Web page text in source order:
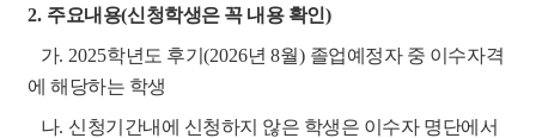
2. 주요내용(신청학생은 꼭 내용 확인)
가. 2025학년도 후기(2026년8월) 졸업예정자 중 이수자격
에 해당하는 학생
나. 신청기간내에 신청하지 않은 학생은 이수자 명단에서